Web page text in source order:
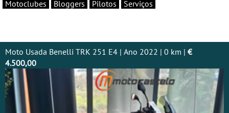
Motoclubes
Bloggers Pilotos Serviços
Moto Usada Benelli TRK 251 E4 | Ano 2022 | 0 km | €
4.500,00